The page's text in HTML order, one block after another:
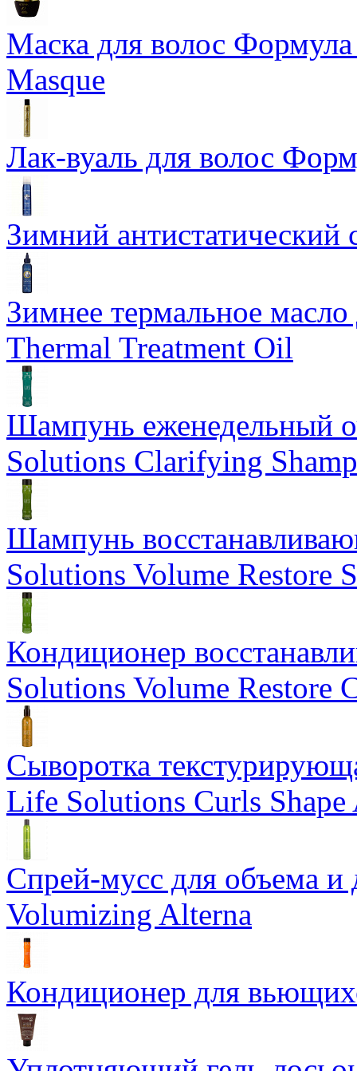
Маска для волос
Masque
Лак-вуаль для волос
Зимний
Зимнее термальное
Thermal Treatment Oil
Шампунь еженедельный
Solutions Clarifying
Шампунь
Solutions Volume Restore
Кондиционер
Solutions Volume Restore
Сыворотка
Life Solutions Curls
Спрей-мусс для объема и
Volumizing Alterna
Кондиционер для